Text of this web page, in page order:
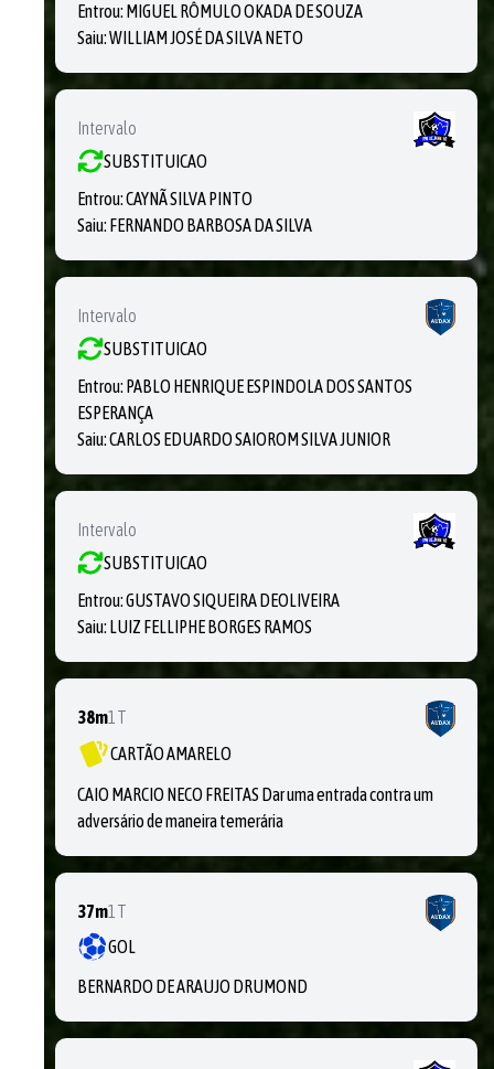
Entrou: MIGUEL RÔMULO OKADA DE SOUZA
Saiu:WILLIAM JOSÉ DA SILVA NETO
Intervalo
SUBSTITUICAO
Entrou:CAYNÃ SILVA PINTO
Saiu: FERNANDO BARBOSA DA SILVA
Intervalo
SUBSTITUICAO
Entrou: PABLO HENRIQUE ESPINDOLA DOS SANTOS
ESPERANÇA
Saiu:CARLOS EDUARDO SAIOROM SILVA JUNIOR
Intervalo
SUBSTITUICAO
Entrou:GUSTAVO SIQUEIRA DEOLIVEIRA
Saiu: LUIZ FELLIPHE BORGES RAMOS
38m1T
CARTÃO AMARELO
CAIO MARCIO NECO FREITAS Dar uma entrada contra um
adversário de maneira temerária
37m1T
GOL
BERNARDO DE ARAUJO DRUMOND